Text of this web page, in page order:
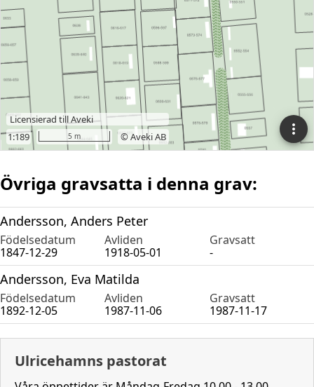
Övriga gravsatta i denna grav:
Andersson, Anders Peter
Födelsedatum Avliden
Gravsatt
1847-12-29
1918-05-01 -
Andersson, Eva Matilda
Födelsedatum Avliden
Gravsatt
1892-12-05
1987-11-06 1987-11-17
Ulricehamns pastorat